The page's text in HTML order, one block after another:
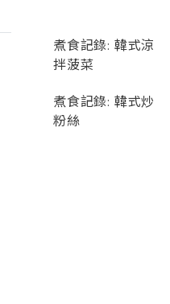
煮食記錄: 韓式涼
拌菠菜
煮食記錄: 韓式炒
粉絲